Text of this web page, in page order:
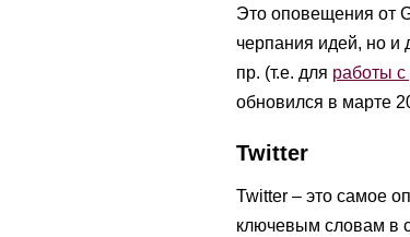
Это оповещения от
черпания идей, но и
пр. (т.е. для работы
обновился в марте
Twitter
Twitter – это самое
ключевым словам в